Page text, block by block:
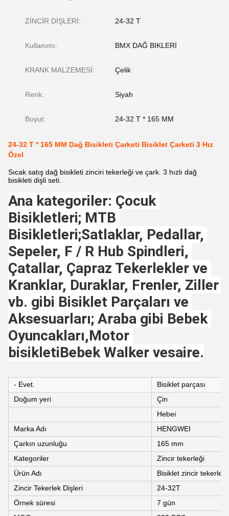
ZİNCİR DİŞLERİ: 24-32 T
Kullanımı: BMX DAĞ BIKLERİ
KRANK MALZEMESİ: Çelik
Renk: Siyah
Boyut: 24-32 T * 165 MM
24-32 T * 165 MM Dağ Bisikleti Çarketi Bisiklet Çarketi 3 Hız
Özel
Sıcak satış dağ bisikleti zinciri tekerleği ve çark. 3 hızlı dağ
bisikleti dişli seti.
Ana kategoriler: Çocuk
Bisikletleri; MTB
Bisikletleri;Satlaklar, Pedallar,
Sepeler, F / R Hub Spindleri,
Çatallar, Çapraz Tekerlekler ve
Kranklar, Duraklar, Frenler, Ziller
vb. gibi Bisiklet Parçaları ve
Aksesuarları; Araba gibi Bebek
Oyuncakları,Motor
bisikletiBebek Walker vesaire.
- Evet.
Bisiklet parçası
Doğum yeri
Çin
Hebei
Marka Adı
HENGWEI
Çarkın uzunluğu
165 mm
Kategoriler
Zincir tekerleği
Ürün Adı
Bisiklet zincir tekerleği
Zincir Tekerlek Dişleri
24-32T
Örnek süresi
7 gün